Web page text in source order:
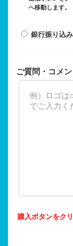
へ移動します。
銀行振り込み
ご質問・コメン
購入ボタンをク